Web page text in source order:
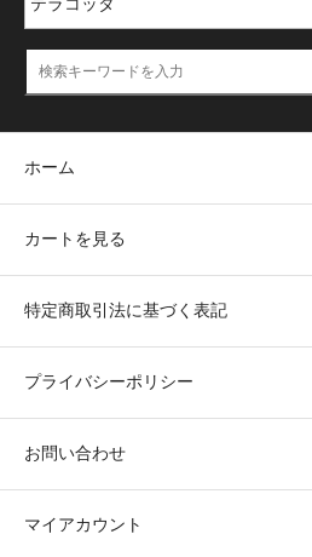
ホーム
カートを見る
特定商取引法に基づく表記
プライバシーポリシー
お問い合わせ
マイアカウント